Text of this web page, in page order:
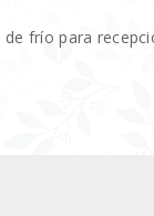
de frío para